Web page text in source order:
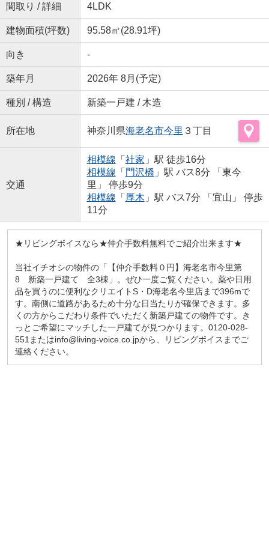
間取り / 詳細 4LDK
建物面積(坪数) 95.58㎡(28.91坪)
向き -
築年月 2026年 8月(予定)
種別 / 構造 新築一戸建 / 木造
所在地 神奈川県海老名市今里 ３丁目
交通
相模線 「 社家 」駅 徒歩16分
相模線 「 門沢橋 」駅 バス8分 「東今
里」 停歩9分
相模線 「 厚木 」駅 バス7分 「宜山」 停歩
11分
★リビングボイスなら★仲介手数料無料でご紹介出来ます★
当社イチオシの物件の「【仲介手数料０円】海老名市今里第
8 新築一戸建て 全3棟」。ぜひ一度ご覧ください。薬や日用
品を買うのに便利なクリエイトS・D海老名今里店まで396mで
す。南側に道路があるため十分な日当たりが確保できます。多
くの方からこだわり条件でいただく新築戸建ての物件です。き
っとご希望にマッチした一戸建てが見つかります。0120-028-
551またはinfo@living-voice.co.jpから、リビングボイスまでご
連絡ください。